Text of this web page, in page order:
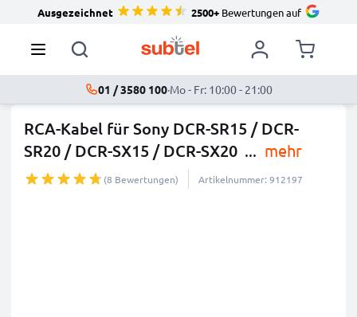
Ausgezeichnet 2500+Bewertungen auf
01 / 3580 100·Mo - Fr: 10:00 - 21:00
RCA-Kabel für Sony DCR-SR15 / DCR-
SR20 / DCR-SX15 / DCR-SX20 ... mehr
(8 Bewertungen) Artikelnummer: 912197